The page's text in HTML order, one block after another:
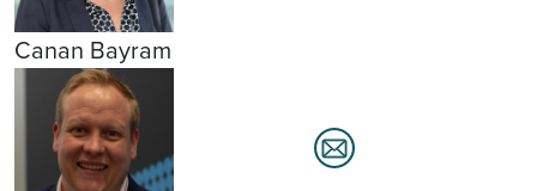
Canan Bayram